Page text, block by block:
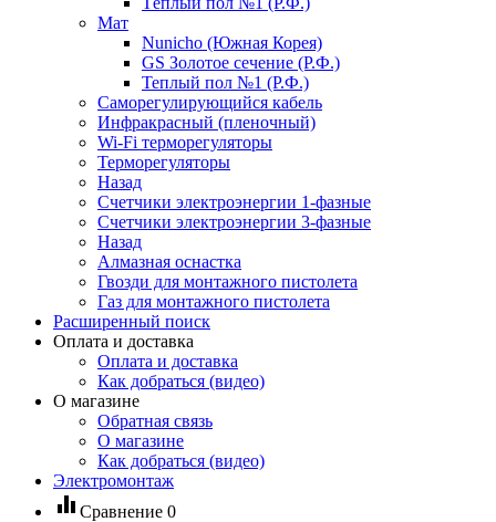
Мат
Nunicho (Южная Корея)
GS Золотое сечение (Р.Ф.)
Теплый пол №1 (Р.Ф.)
Саморегулирующийся кабель
Инфракрасный (пленочный)
Wi-Fi терморегуляторы
Терморегуляторы
Назад
Счетчики электроэнергии 1-фазные
Счетчики электроэнергии 3-фазные
Назад
Алмазная оснастка
Гвозди для монтажного пистолета
Газ для монтажного пистолета
Расширенный поиск
Оплата и доставка
Оплата и доставка
Как добраться (видео)
О магазине
Обратная связь
О магазине
Как добраться (видео)
Электромонтаж
equalizer Сравнение 0